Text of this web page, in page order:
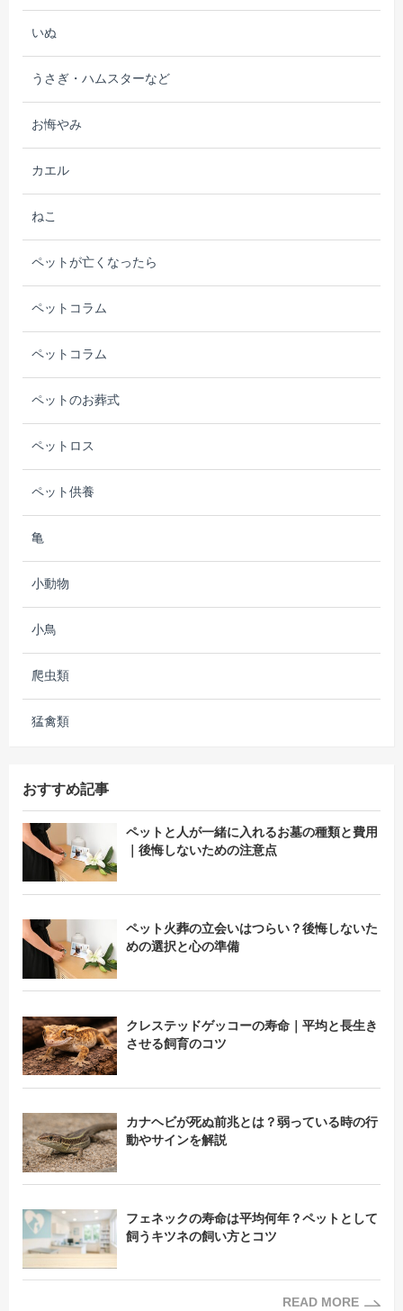
いぬ
うさぎ・ハムスターなど
お悔やみ
カエル
ねこ
ペットが亡くなったら
ペットコラム
ペットコラム
ペットのお葬式
ペットロス
ペット供養
亀
小動物
小鳥
爬虫類
猛禽類
おすすめ記事
ペットと人が一緒に入れるお墓の種類と費用
｜後悔しないための注意点
ペット火葬の立会いはつらい？後悔しないた
めの選択と心の準備
クレステッドゲッコーの寿命｜平均と長生き
させる飼育のコツ
カナヘビが死ぬ前兆とは？弱っている時の行
動やサインを解説
フェネックの寿命は平均何年？ペットとして
飼うキツネの飼い方とコツ
READ MORE